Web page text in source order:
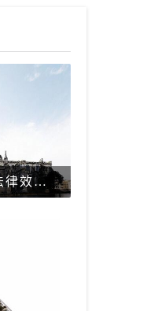
遗嘱需要公证才有法律效力吗？